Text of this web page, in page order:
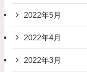
2022年5月
2022年4月
2022年3月